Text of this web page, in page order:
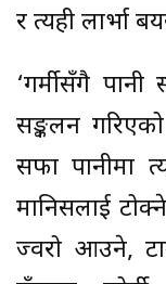
र त्यही लार्भा
‘गर्मीसँगै
सङ्कलन
सफा पानीमा
मानिसलाई
ज्वरो आउने,